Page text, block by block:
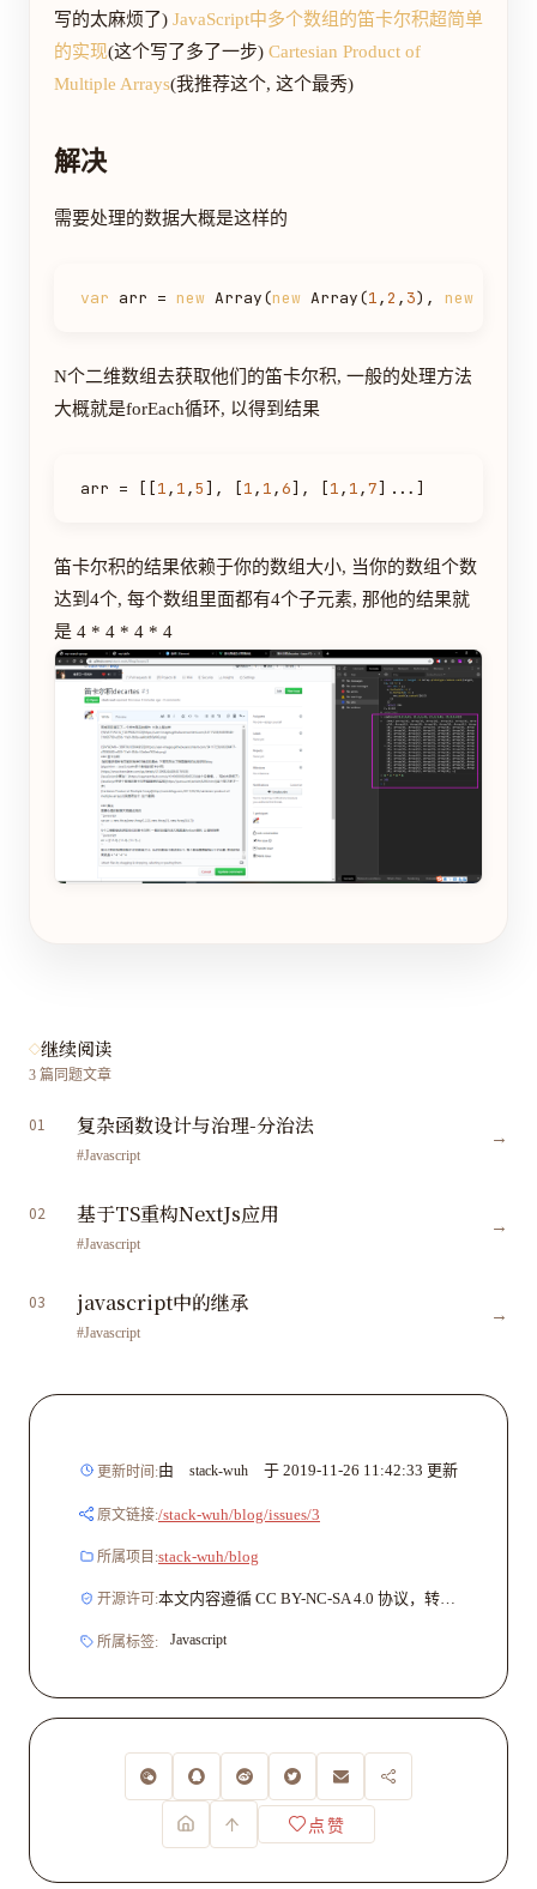
写的太麻烦了) JavaScript中多个数组的笛卡尔积超简单
的实现(这个写了多了一步) Cartesian Product of
Multiple Arrays(我推荐这个, 这个最秀)
解决
需要处理的数据大概是这样的
var arr = new Array(new Array(1, 2 , 3), new
N个二维数组去获取他们的笛卡尔积, 一般的处理方法
大概就是forEach循环, 以得到结果
arr = [[1, 1,5], [1, 1,6], [1, 1,7
笛卡尔积的结果依赖于你的数组大小, 当你的数组个数
达到4个, 每个数组里面都有4个子元素, 那他的结果就
是 4 * 4 * 4 * 4
继续阅读
3 篇同题文章
01 复杂函数设计与治理-分治法
#Javascript
→
02 基于TS重构NextJs应用
#Javascript
→
03 javascript中的继承
#Javascript
→
更新时间:由 stack-wuh 于 2019-11-26 11:42:33 更新
原文链接:/stack-wuh/blog/issues/3
所属项目:stack-wuh/blog
开源许可:
所属标签: Javascript
点赞